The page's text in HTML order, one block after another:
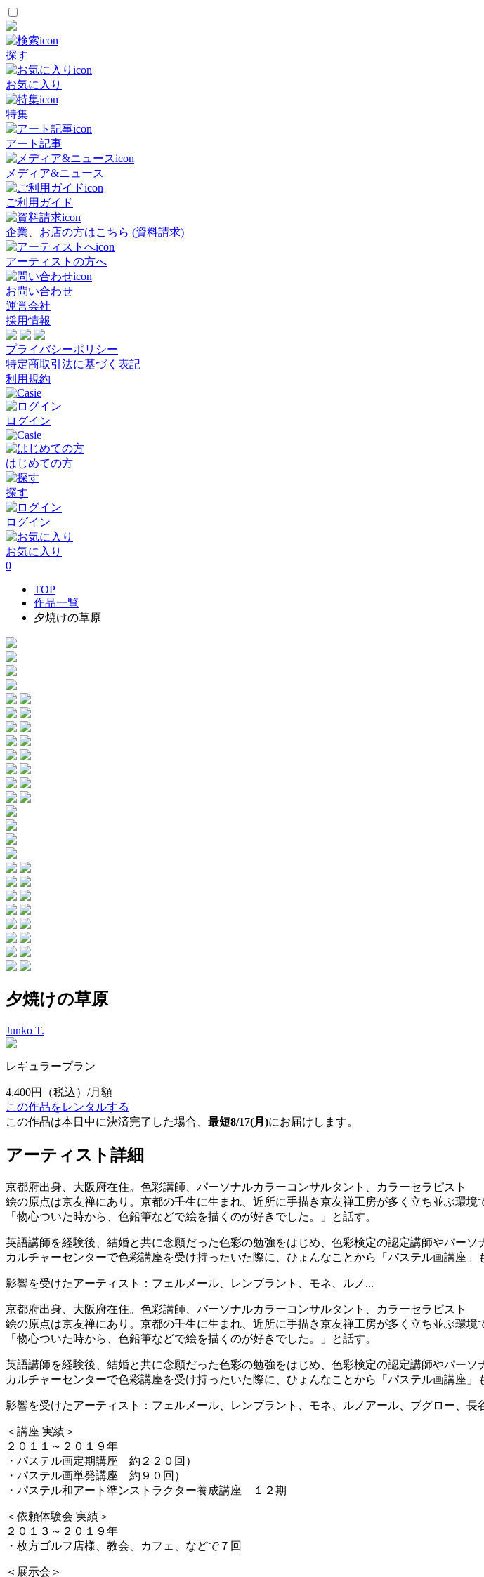
探す
お気に入り
特集
アート記事
メディア&ニュース
ご利用ガイド
企業、お店の方はこちら (資料請求)
アーティストの方へ
お問い合わせ
運営会社
採用情報
プライバシーポリシー
特定商取引法に基づく表記
利用規約
ログイン
はじめての方
探す
ログイン
お気に入り
0
TOP
作品一覧
夕焼けの草原
夕焼けの草原
Junko T.
レギュラープラン
4,400円
（税込）/月額
この作品をレンタルする
この作品は本日中に決済完了した場合、 最短8/17(月)にお届けします。
アーティスト詳細
京都府出身、大阪府在住。色彩講師、パーソナルカラーコンサルタント、カラーセラピスト
絵の原点は京友禅にあり。京都の壬生に生まれ、近所に手描き京友禅工房が多く立ち並ぶ環境
「物心ついた時から、色鉛筆などで絵を描くのが好きでした。」と話す。
英語講師を経験後、結婚と共に念願だった色彩の勉強をはじめ、色彩検定の認定講師やパーソ
カルチャーセンターで色彩講座を受け持ったいた際に、ひょんなことから「パステル画講座
影響を受けたアーティスト：フェルメール、レンブラント、モネ、ルノ...
京都府出身、大阪府在住。色彩講師、パーソナルカラーコンサルタント、カラーセラピスト
絵の原点は京友禅にあり。京都の壬生に生まれ、近所に手描き京友禅工房が多く立ち並ぶ環境
「物心ついた時から、色鉛筆などで絵を描くのが好きでした。」と話す。
英語講師を経験後、結婚と共に念願だった色彩の勉強をはじめ、色彩検定の認定講師やパーソ
カルチャーセンターで色彩講座を受け持ったいた際に、ひょんなことから「パステル画講座
影響を受けたアーティスト：フェルメール、レンブラント、モネ、ルノアール、ブグロー、
＜講座 実績＞
２０１１～２０１９年
・パステル画定期講座 約２２０回）
・パステル画単発講座 約９０回）
・パステル和アート準ンストラクター養成講座 １２期
＜依頼体験会 実績＞
２０１３～２０１９年
・枚方ゴルフ店様、教会、カフェ、などで７回
＜展示会＞